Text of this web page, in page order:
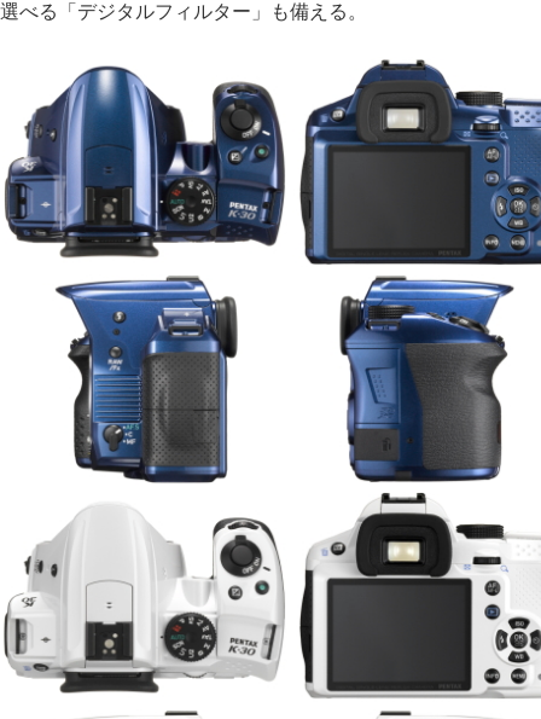
選べる「デジタルフィルター」も備える。